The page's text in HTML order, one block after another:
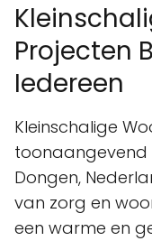
Projecten
Iedereen
Kleinschalige
toonaangevend
Dongen,
van zorg en
een warme en